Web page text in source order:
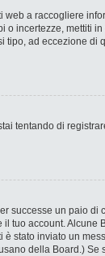
a raccogliere
incertezze, mettiti
ad eccezione
tentando di
successe un paio
account.
stato inviato un
della Board.)